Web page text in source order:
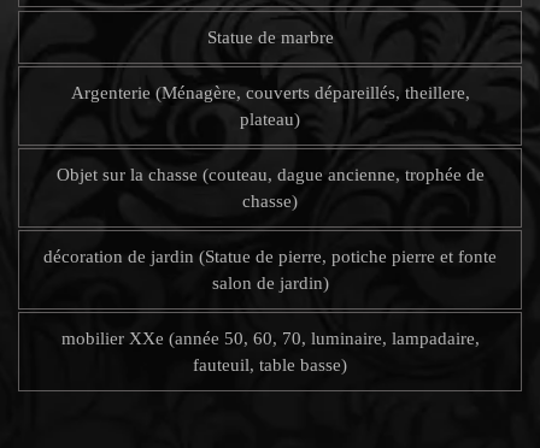
Statue de marbre
Argenterie (Ménagère, couverts dépareillés, theillere,
plateau)
Objet sur la chasse (couteau, dague ancienne, trophée de
chasse)
décoration de jardin (Statue de pierre, potiche pierre et fonte
salon de jardin)
mobilier XXe (année 50, 60, 70, luminaire, lampadaire,
fauteuil, table basse)